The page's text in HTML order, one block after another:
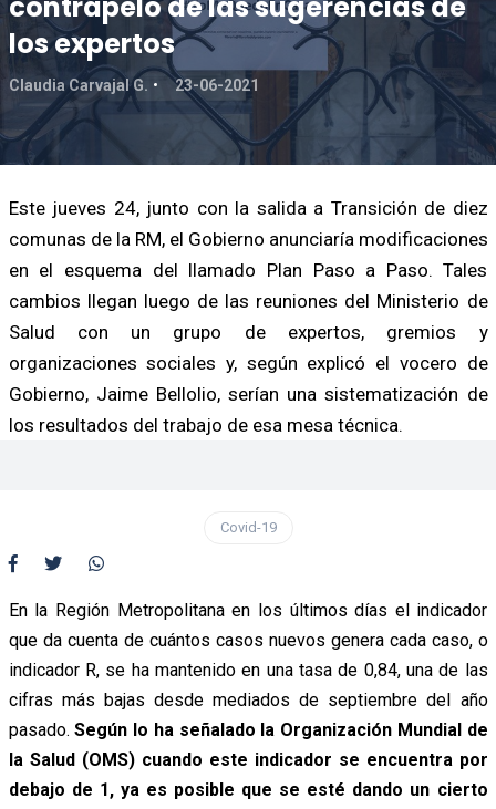
los expertos
Claudia Carvajal G. 23-06-2021
Este jueves 24, junto con la salida a Transición de diez
comunas de la RM, el Gobierno anunciaría modificaciones
en el esquema del llamado Plan Paso a Paso. Tales
cambios llegan luego de las reuniones del Ministerio de
Salud con un grupo de expertos, gremios y
organizaciones sociales y, según explicó el vocero de
Gobierno, Jaime Bellolio, serían una sistematización de
los resultados del trabajo de esa mesa técnica.
Covid-19
En la Región Metropolitana en los últimos días el indicador
que da cuenta de cuántos casos nuevos genera cada caso, o
indicador R, se ha mantenido en una tasa de 0,84, una de las
cifras más bajas desde mediados de septiembre del año
pasado.Según lo ha señalado la Organización Mundial de
la Salud (OMS) cuando este indicador se encuentra por
debajo de 1, ya es posible que se esté dando un cierto